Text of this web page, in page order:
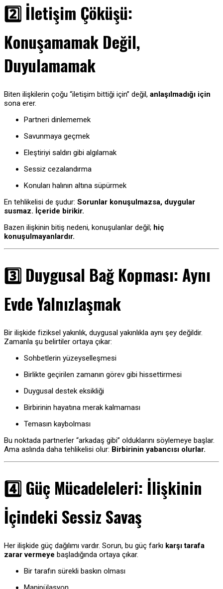
2️⃣ İletişim Çöküşü:
Konuşamamak Değil,
Duyulamamak
Biten ilişkilerin çoğu “iletişim bittiği için” değil, anlaşılmadığı için
sona erer.
Partneri dinlememek
Savunmaya geçmek
Eleştiriyi saldırı gibi algılamak
Sessiz cezalandırma
Konuları halının altına süpürmek
En tehlikelisi de şudur: Sorunlar konuşulmazsa, duygular
susmaz. İçeride birikir.
Bazen ilişkinin bitiş nedeni, konuşulanlar değil; hiç
konuşulmayanlardır.
3️⃣ Duygusal Bağ Kopması: Aynı
Evde Yalnızlaşmak
Bir ilişkide fiziksel yakınlık, duygusal yakınlıkla aynı şey değildir.
Zamanla şu belirtiler ortaya çıkar:
Sohbetlerin yüzeyselleşmesi
Birlikte geçirilen zamanın görev gibi hissettirmesi
Duygusal destek eksikliği
Birbirinin hayatına merak kalmaması
Temasın kaybolması
Bu noktada partnerler “arkadaş gibi” olduklarını söylemeye başlar.
Ama aslında daha tehlikelisi olur: Birbirinin yabancısı olurlar.
4️⃣ Güç Mücadeleleri: İlişkinin
İçindeki Sessiz Savaş
Her ilişkide güç dağılımı vardır. Sorun, bu güç farkı karşı tarafa
zarar vermeye başladığında ortaya çıkar.
Bir tarafın sürekli baskın olması